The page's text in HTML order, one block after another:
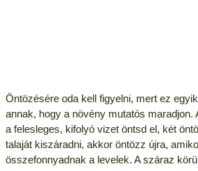
Öntözésére oda kell figyelni, mert ez
annak, hogy a növény mutatós maradjon.
a felesleges, kifolyó vizet öntsd el, két
talaját kiszáradni, akkor öntözz újra,
összefonnyadnak a levelek. A száraz